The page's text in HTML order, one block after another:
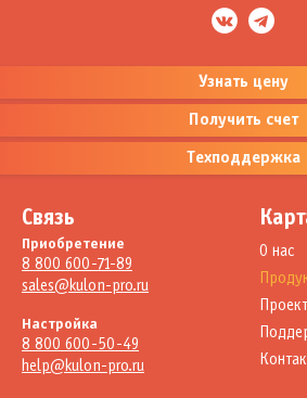
Узнать цену
Получить счет
Техподдержка
Связь
Приобретение
8 800 600-71-89
sales@kulon-pro.ru
Настройка
8 800 600-50-49
help@kulon-pro.ru
О нас